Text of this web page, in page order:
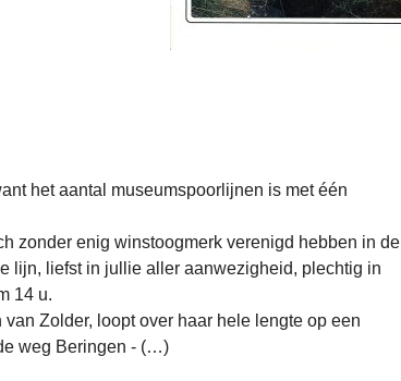
het aantal museumspoorlijnen is met één
zonder enig winstoogmerk verenigd hebben in de
lijn, liefst in jullie aller aanwezigheid, plechtig in
14 u.
Zolder, loopt over haar hele lengte op een
weg Beringen - (…)